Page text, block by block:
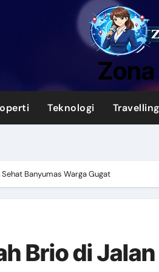
Teknologi Travelling
Banyumas Warga Gugat
Brio di